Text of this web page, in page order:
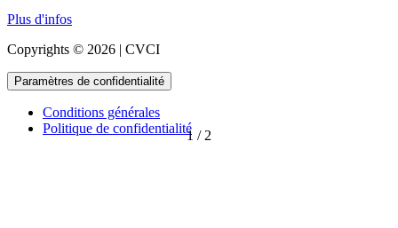
1 / 2
Plus d'infos
Copyrights © 2026 | CVCI
Paramètres de confidentialité
Conditions générales
Politique de confidentialité